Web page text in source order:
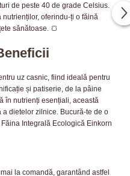
de peste 40 de grade Celsius.
oferindu-ți o făină
sănătoase. 🍞
uz casnic, fiind ideală pentru
și patiserie, de la pâine
în nutrienți esențiali, această
dietelor zilnice. Bucură-te de o
Integrală Ecologică Einkorn
la comandă, garantând astfel